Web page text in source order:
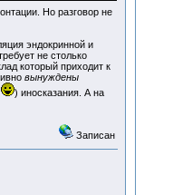
Но разговор не
эндокринной и
не столько
который приходит к
вынуждены
) иносказания. А на
Записан